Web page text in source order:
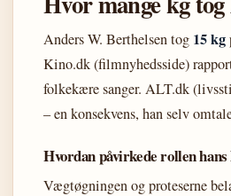
Anders W. Berthelsen tog 15 kg
Kino.dk (filmnyhedsside)
folkekære sanger. ALT.dk
– en konsekvens, han selv
Hvordan påvirkede rollen
Vægtøgningen og proteserne